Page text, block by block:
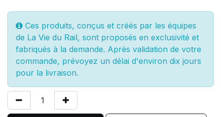
Ces produits, conçus et créés par les équipes
de La Vie du Rail, sont proposés en exclusivité et
fabriqués à la demande. Après validation de votre
commande, prévoyez un délai d'environ dix jours
pour la livraison.